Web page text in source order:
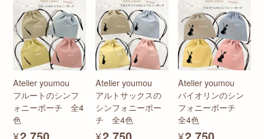
Atelier youmou
フルートのシンフ
ォニーポーチ 全4
色
Atelier youmou
アルトサックスの
シンフォニーポー
チ 全4色
Atelier youmou
バイオリンのシン
フォニーポーチ
全4色